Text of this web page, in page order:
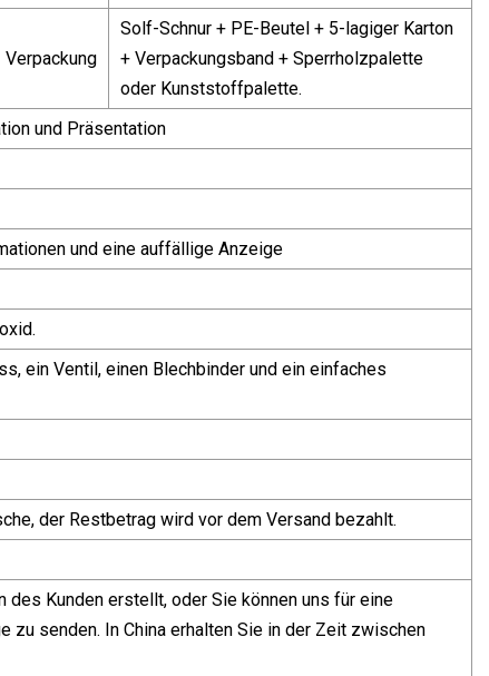
Verpackung
Solf-Schnur + PE-Beutel + 5-lagiger Karton
+ Verpackungsband + Sperrholzpalette
oder Kunststoffpalette.
und Präsentation
und eine auffällige Anzeige
ein Ventil, einen Blechbinder und ein einfaches
der Restbetrag wird vor dem Versand bezahlt.
des Kunden erstellt, oder Sie können uns für eine
zu senden. In China erhalten Sie in der Zeit zwischen